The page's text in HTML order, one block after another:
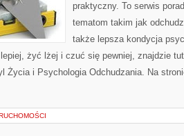
praktyczny. To serwis
tematom takim jak
także lepsza kondycja
żyć lżej i czuć się pewniej, znajdzie
Życia i Psychologia Odchudzania. Na